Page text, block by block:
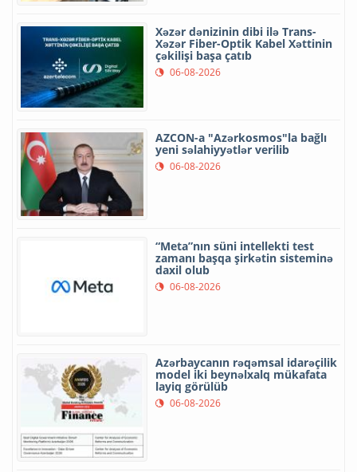
Xəzər dənizinin dibi ilə Trans-
Xəzər Fiber-Optik Kabel Xəttinin
çəkilişi başa çatıb
06-08-2026
AZCON-a "Azərkosmos"la bağlı
yeni səlahiyyətlər verilib
06-08-2026
“Meta”nın süni intellekti test
zamanı başqa şirkətin sisteminə
daxil olub
06-08-2026
Azərbaycanın rəqəmsal idarəçilik
model iki beynəlxalq mükafata
layiq görülüb
06-08-2026